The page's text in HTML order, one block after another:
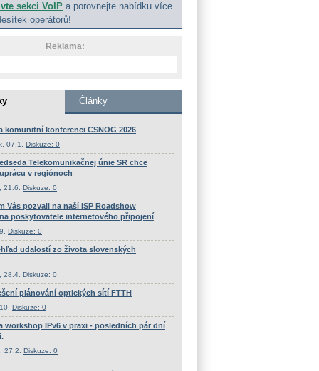
sekci VoIP a porovnejte nabídku více
operátorů!
Reklama: